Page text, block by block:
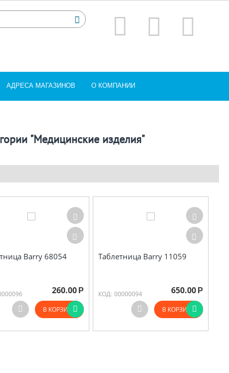
АДРЕСА МАГАЗИНОВ О КОМПАНИИ
"Медицинские изделия"
Barry 68054
260.00 Р
В КОРЗИНУ
Таблетница Barry 11059
КОД: 00000094 650.00 Р
В КОРЗИНУ